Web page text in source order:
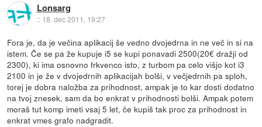
Lonsarg
:: 18. dec 2011, 19:27
Fora je, da je večina aplikacij še vedno dvojedrna in ne več in si na
istem. Če se pa že kupuje i5 se kupi ponavadi 2500(20€ dražji od
2300), ki ima osnovno frkvenco isto, z turbom pa celo višjo kot i3
2100 in je že v dvojedrnih aplikacijah bolši, v večjedrnih pa sploh,
torej je dobra naložba za prihodnost, ampak je to kar dosti dodatno
na tvoj znesek, sam da bo enkrat v prihodnosti bolši. Ampak potem
moraš tut komp imeti vsaj 5 let, če kupiš tak proc za prihodnost in
enkrat vmes grafo nadgradit.